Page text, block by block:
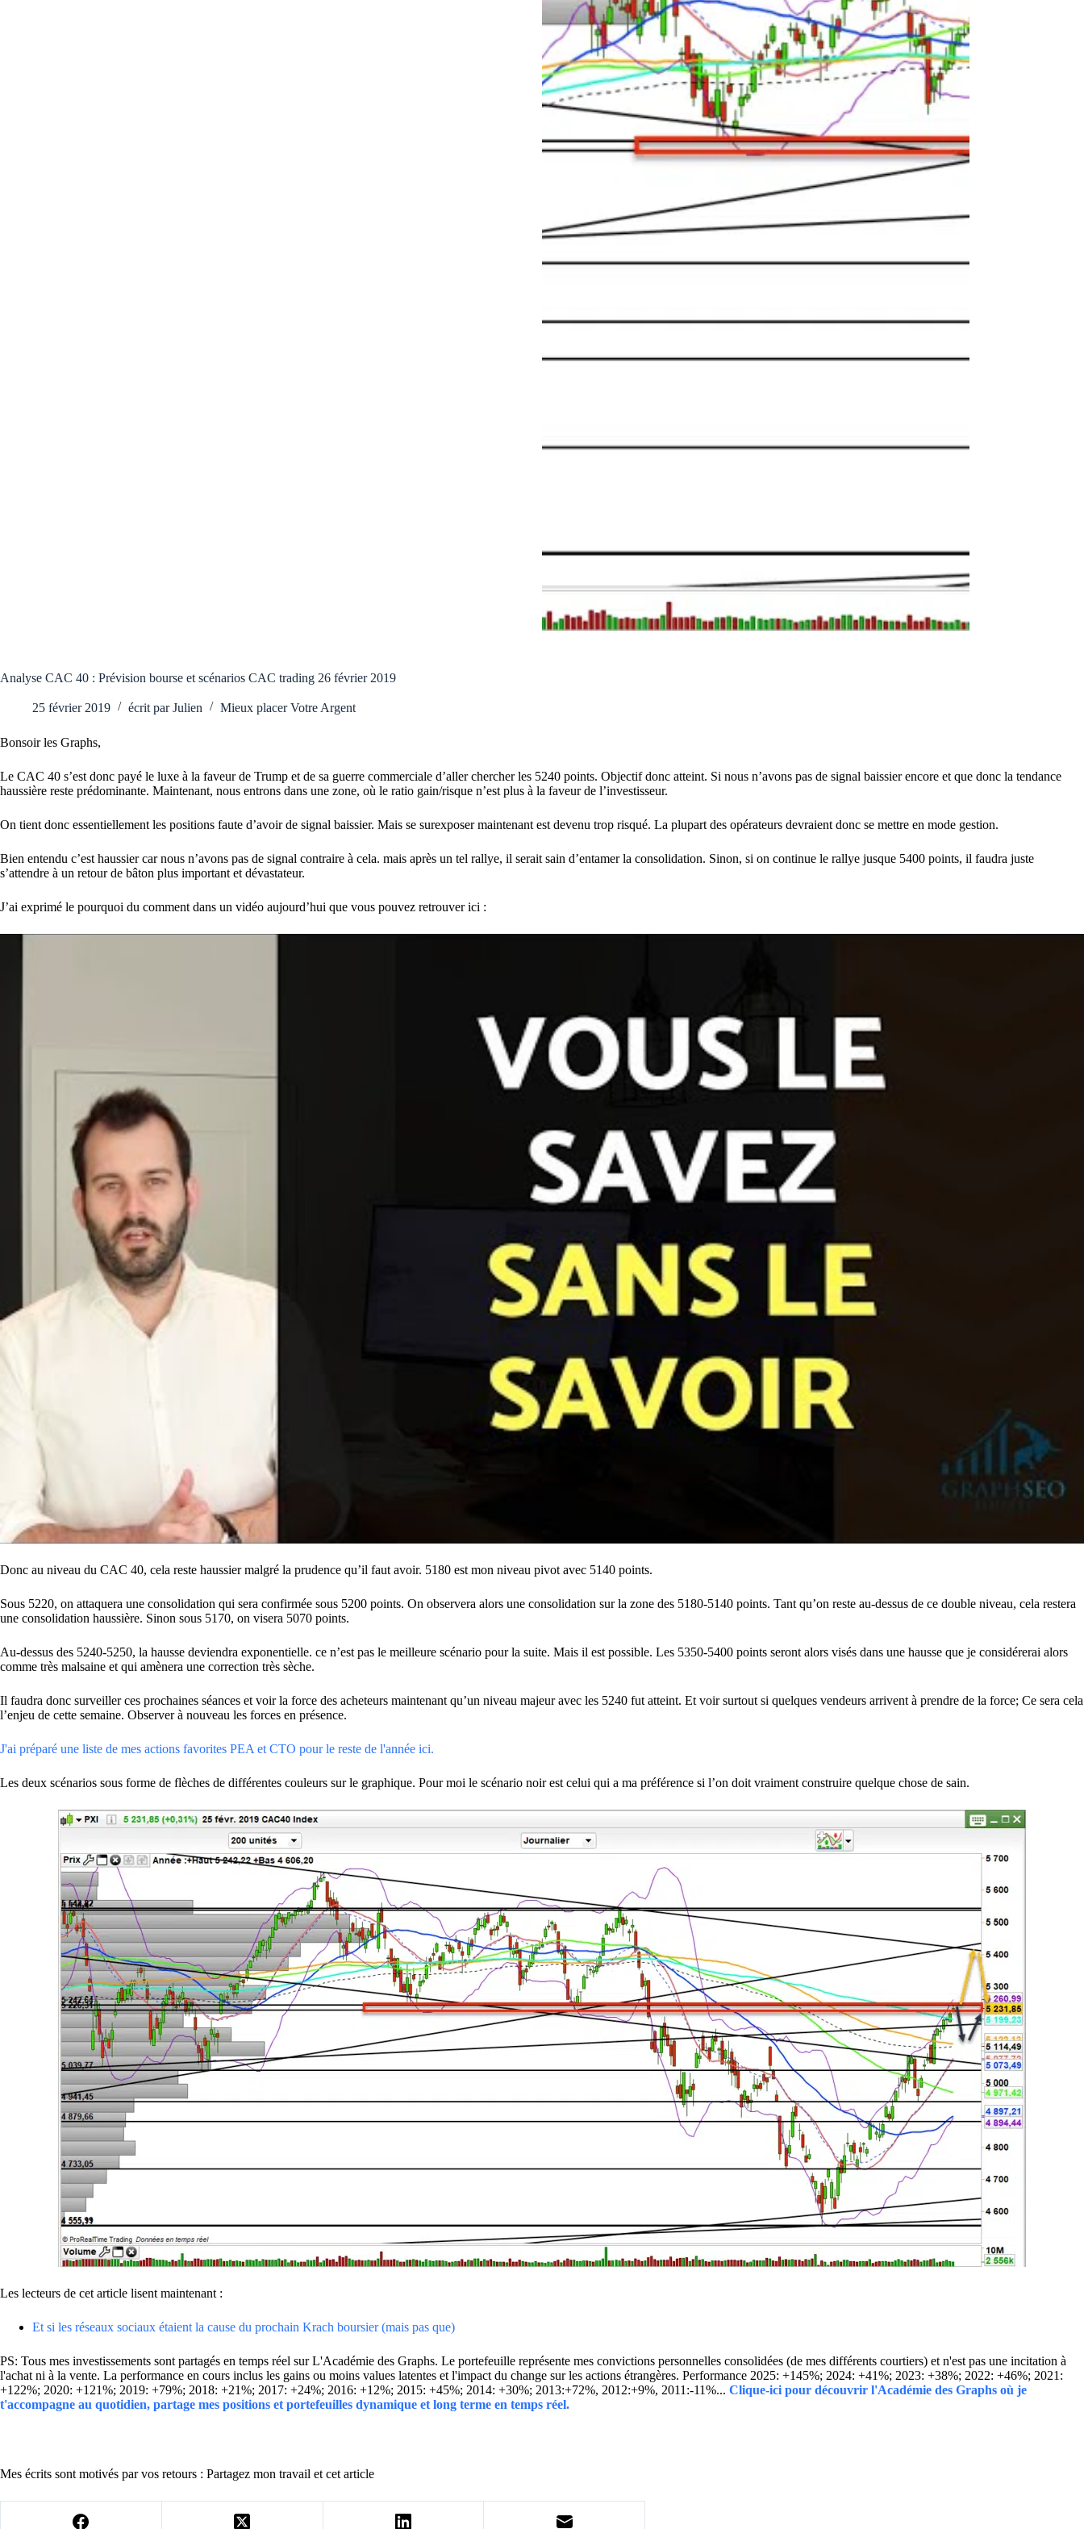
Analyse CAC 40 : Prévision bourse et scénarios CAC trading 26 février 2019
25 février 2019 écrit par Julien Mieux placer Votre Argent
Bonsoir les Graphs,
Le CAC 40 s’est donc payé le luxe à la faveur de Trump et de sa guerre commerciale d’aller chercher les 5240 points. Objectif donc atteint. Si nous n’avons pas de signal baissier encore et que donc la tendance
haussière reste prédominante. Maintenant, nous entrons dans une zone, où le ratio gain/risque n’est plus à la faveur de l’investisseur.
On tient donc essentiellement les positions faute d’avoir de signal baissier. Mais se surexposer maintenant est devenu trop risqué. La plupart des opérateurs devraient donc se mettre en mode gestion.
Bien entendu c’est haussier car nous n’avons pas de signal contraire à cela. mais après un tel rallye, il serait sain d’entamer la consolidation. Sinon, si on continue le rallye jusque 5400 points, il faudra juste
s’attendre à un retour de bâton plus important et dévastateur.
J’ai exprimé le pourquoi du comment dans un vidéo aujourd’hui que vous pouvez retrouver ici :
Donc au niveau du CAC 40, cela reste haussier malgré la prudence qu’il faut avoir. 5180 est mon niveau pivot avec 5140 points.
Sous 5220, on attaquera une consolidation qui sera confirmée sous 5200 points. On observera alors une consolidation sur la zone des 5180-5140 points. Tant qu’on reste au-dessus de ce double niveau, cela restera
une consolidation haussière. Sinon sous 5170, on visera 5070 points.
Au-dessus des 5240-5250, la hausse deviendra exponentielle. ce n’est pas le meilleure scénario pour la suite. Mais il est possible. Les 5350-5400 points seront alors visés dans une hausse que je considérerai alors
comme très malsaine et qui amènera une correction très sèche.
Il faudra donc surveiller ces prochaines séances et voir la force des acheteurs maintenant qu’un niveau majeur avec les 5240 fut atteint. Et voir surtout si quelques vendeurs arrivent à prendre de la force; Ce sera cela
l’enjeu de cette semaine. Observer à nouveau les forces en présence.
J'ai préparé une liste de mes actions favorites PEA et CTO pour le reste de l'année ici.
Les deux scénarios sous forme de flèches de différentes couleurs sur le graphique. Pour moi le scénario noir est celui qui a ma préférence si l’on doit vraiment construire quelque chose de sain.
Les lecteurs de cet article lisent maintenant :
Et si les réseaux sociaux étaient la cause du prochain Krach boursier (mais pas que)
PS: Tous mes investissements sont partagés en temps réel sur L'Académie des Graphs. Le portefeuille représente mes convictions personnelles consolidées (de mes différents courtiers) et n'est pas une incitation à
l'achat ni à la vente. La performance en cours inclus les gains ou moins values latentes et l'impact du change sur les actions étrangères. Performance 2025: +145%; 2024: +41%; 2023: +38%; 2022: +46%; 2021:
+122%; 2020: +121%; 2019: +79%; 2018: +21%; 2017: +24%; 2016: +12%; 2015: +45%; 2014: +30%; 2013:+72%, 2012:+9%, 2011:-11%... Clique-ici pour découvrir l'Académie des Graphs où je
t'accompagne au quotidien, partage mes positions et portefeuilles dynamique et long terme en temps réel.
Mes écrits sont motivés par vos retours : Partagez mon travail et cet article